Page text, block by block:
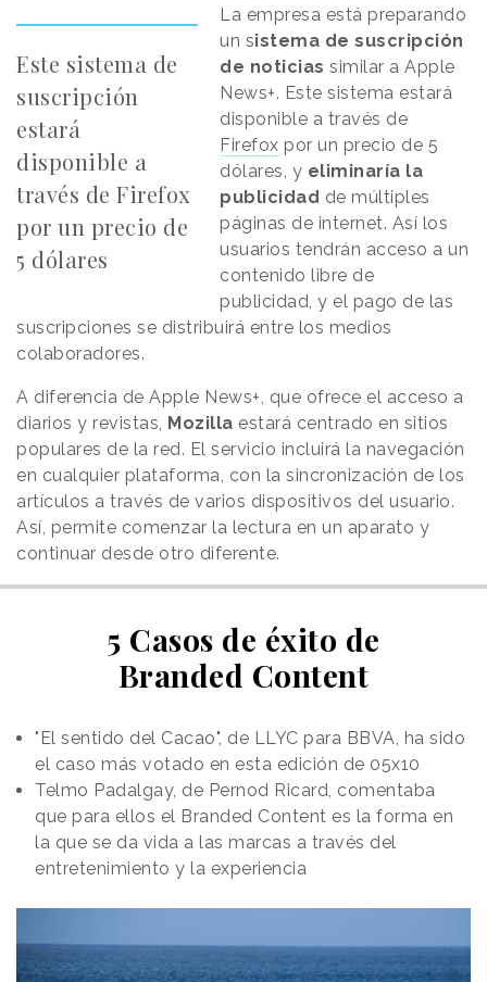
Este sistema de
suscripción
estará
disponible a
través de Firefox
por un precio de
5 dólares
La empresa está preparando
un sistema de suscripción
de noticias similar a Apple
News+. Este sistema estará
disponible a través de
Firefox por un precio de 5
dólares, y eliminaría la
publicidad de múltiples
páginas de internet. Así los
usuarios tendrán acceso a un
contenido libre de
publicidad, y el pago de las
suscripciones se distribuirá entre los medios
colaboradores.
A diferencia de Apple News+, que ofrece el acceso a
diarios y revistas, Mozilla estará centrado en sitios
populares de la red. El servicio incluirá la navegación
en cualquier plataforma, con la sincronización de los
artículos a través de varios dispositivos del usuario.
Así, permite comenzar la lectura en un aparato y
continuar desde otro diferente.
5 Casos de éxito de
Branded Content
"El sentido del Cacao", de LLYC para BBVA, ha sido
el caso más votado en esta edición de 05x10
Telmo Padalgay, de Pernod Ricard, comentaba
que para ellos el Branded Content es la forma en
la que se da vida a las marcas a través del
entretenimiento y la experiencia